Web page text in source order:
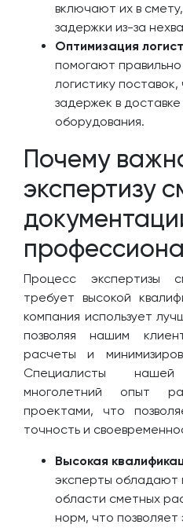
включают их в
задержки из-за
Оптимизация
помогают
логистику
задержек в
оборудования.
Почему
экспертизу
Процесс экспертизы
требует высокой
компания использует
позволяя нашим
расчеты и
Специалисты
многолетний опыт
проектами, что
точность и
Высокая
эксперты обладают
области сметных
норм, что